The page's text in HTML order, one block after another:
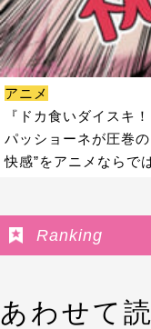
アニメ
『ドカ食いダイスキ
パッショーネが圧巻
快感”をアニメならで
Ranking
あわせて